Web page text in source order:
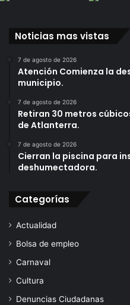
Noticias mas vistas
7 de agosto de 2026
Atención Comienza la
municipio.
7 de agosto de 2026
Retiran 30 metros
de Atlanterra.
7 de agosto de 2026
Cierran la piscina para
deshumectadora.
Categorías
Actualidad
Bolsa de empleo
Carnaval
Cultura
Denuncias Ciudadanas